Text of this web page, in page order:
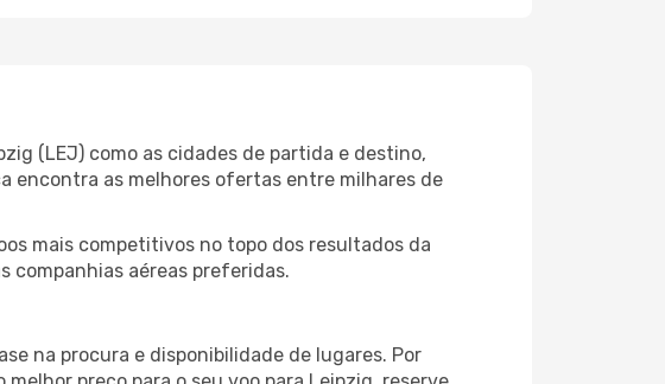
(LEJ) como as cidades de partida e destino,
encontra as melhores ofertas entre milhares de
mais competitivos no topo dos resultados da
companhias aéreas preferidas.
na procura e disponibilidade de lugares. Por